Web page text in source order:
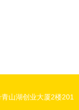
山湖创业大厦2楼201